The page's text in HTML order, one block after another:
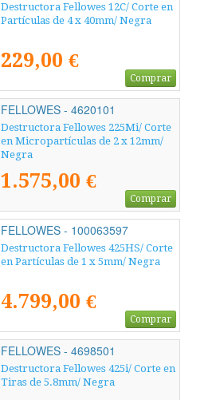
Destructora Fellowes 12C/ Corte en
Partículas de 4 x 40mm/ Negra
229,00 €
Comprar
FELLOWES - 4620101
Destructora Fellowes 225Mi/ Corte
en Micropartículas de 2 x 12mm/
Negra
1.575,00 €
Comprar
FELLOWES - 100063597
Destructora Fellowes 425HS/ Corte
en Partículas de 1 x 5mm/ Negra
4.799,00 €
Comprar
FELLOWES - 4698501
Destructora Fellowes 425i/ Corte en
Tiras de 5.8mm/ Negra